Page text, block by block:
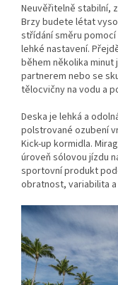
Neuvěřitelně stabilní,
Brzy budete létat
střídání směru
lehké nastavení.
během několika minut
partnerem nebo se
tělocvičny na vodu a
Deska je lehká a
polstrované ozubení
Kick-up kormidla.
úroveň sólovou jízdu
sportovní produkt
obratnost, variabilita